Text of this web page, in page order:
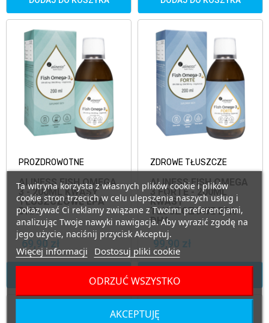
PROZDROWOTNE
ALINESS FISH OMEGA
3 - 200ML KWASY
TŁUSZCZOWE EPA
DHA
69,90 zł
ZDROWE TŁUSZCZE
ALINESS FISH OMEGA
3 FORTE - 200ML
KWASY
TŁUSZCZOWE EPA
DHA
99,90 zł
Ta witryna korzysta z własnych plików cookie i plików
cookie stron trzecich w celu ulepszenia naszych usług i
pokazywać Ci reklamy związane z Twoimi preferencjami,
analizując Twoje nawyki nawigacja. Aby wyrazić zgodę na
jego użycie, naciśnij przycisk Akceptuj.
Więcej informacji Dostosuj pliki cookie
ODRZUĆ WSZYSTKO
AKCEPTUJĘ